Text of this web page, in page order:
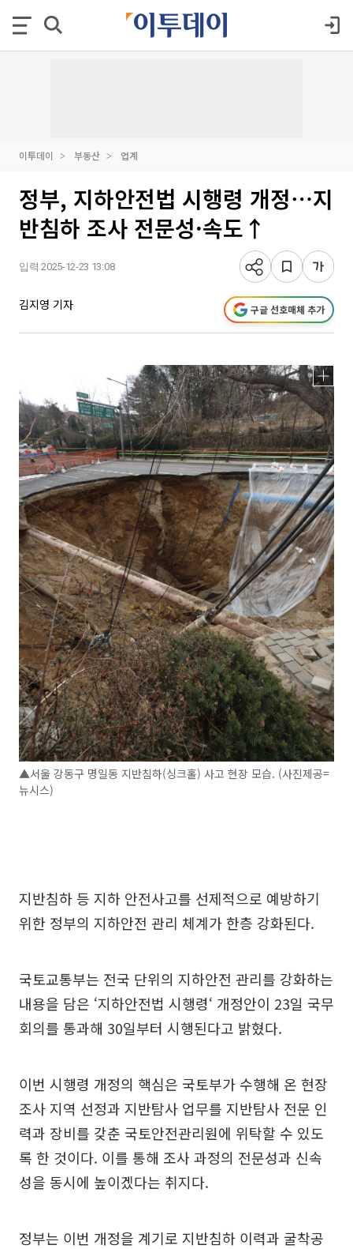
이투데이 부동산 업계
정부, 지하안전법 시행령 개정⋯지
반침하 조사 전문성·속도↑
입력 2025-12-23 13:08
김지영 기자 구글 선호매체 추가
▲서울 강동구 명일동 지반침하(싱크홀) 사고 현장 모습. (사진제공=
뉴시스)
지반침하 등 지하 안전사고를 선제적으로 예방하기
위한 정부의 지하안전 관리 체계가 한층 강화된다.
국토교통부는 전국 단위의 지하안전 관리를 강화하는
내용을 담은 ‘지하안전법 시행령‘ 개정안이 23일 국무
회의를 통과해 30일부터 시행된다고 밝혔다.
이번 시행령 개정의 핵심은 국토부가 수행해 온 현장
조사 지역 선정과 지반탐사 업무를 지반탐사 전문 인
력과 장비를 갖춘 국토안전관리원에 위탁할 수 있도
록 한 것이다. 이를 통해 조사 과정의 전문성과 신속
성을 동시에 높이겠다는 취지다.
정부는 이번 개정을 계기로 지반침하 이력과 굴착공